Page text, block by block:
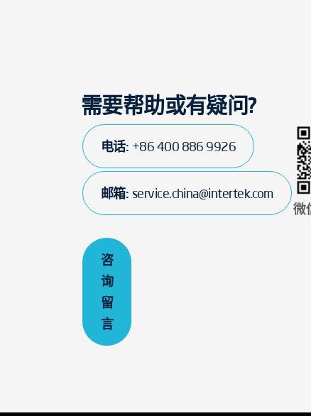
需要帮助或有疑问?
电话: +86 400 886 9926
邮箱: service.china@intertek.com
微
咨
询
留
言